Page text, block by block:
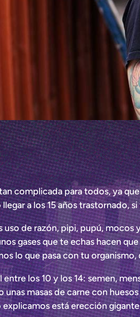
complicada para todos, ya
a los 15 años trastornado,
uso de razón, pipi, pupú, mocos
gases que te echas hacen
lo que pasa con tu
entre los 10 y los 14: semen,
unas masas de carne con
está erección